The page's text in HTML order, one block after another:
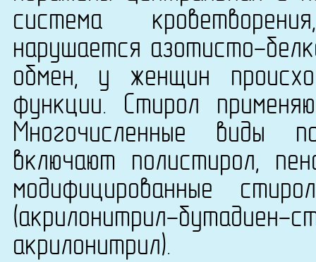
система
нарушается азотисто-
обмен, у женщин
функции. Стирол
Многочисленные виды
включают полистирол,
модифицированные
(акрилонитрил-
акрилонитрил).